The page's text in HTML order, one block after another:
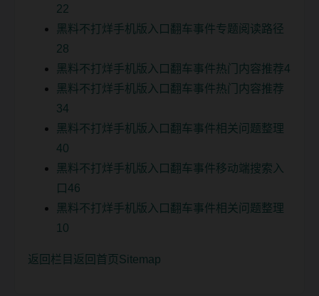
22
黑料不打烊手机版入口翻车事件专题阅读路径
28
黑料不打烊手机版入口翻车事件热门内容推荐4
黑料不打烊手机版入口翻车事件热门内容推荐
34
黑料不打烊手机版入口翻车事件相关问题整理
40
黑料不打烊手机版入口翻车事件移动端搜索入
口46
黑料不打烊手机版入口翻车事件相关问题整理
10
返回栏目 返回首页 Sitemap